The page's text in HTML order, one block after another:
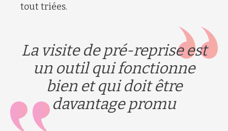
tout triées.
La visite de pré-reprise est
un outil qui fonctionne
bien et qui doit être
davantage promu